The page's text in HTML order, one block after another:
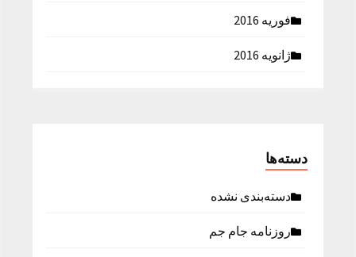
فوریه 2016
ژانویه 2016
دسته‌ها
دسته‌بندی نشده
روزنامه جام جم